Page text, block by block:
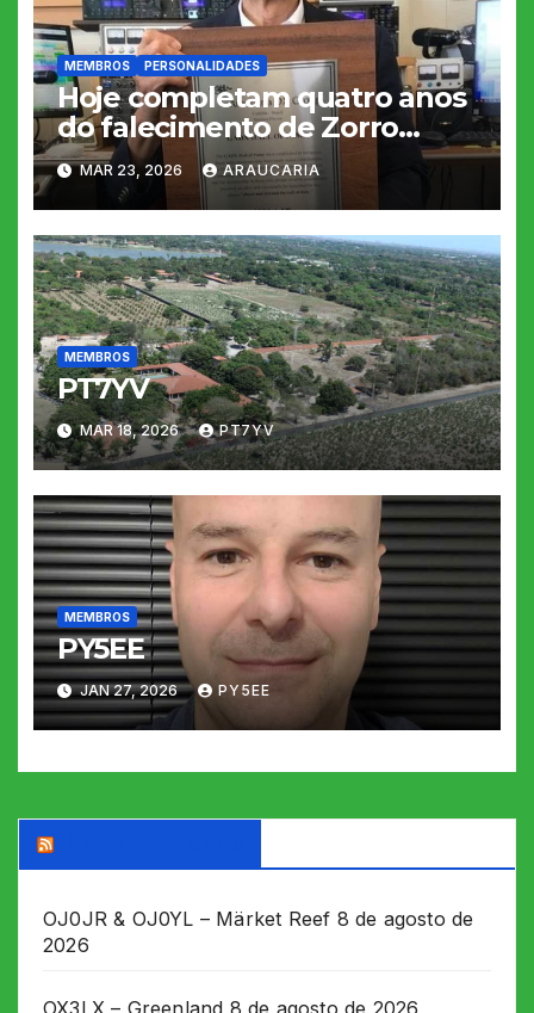
MEMBROS PERSONALIDADES
Hoje completam quatro anos
do falecimento de Zorro
JH1AJT
MAR 23, 2026 ARAUCARIA
MEMBROS
PT7YV
MAR 18, 2026 PT7YV
MEMBROS
PY5EE
JAN 27, 2026 PY5EE
OJ0JR & OJ0YL – Märket Reef 8 de agosto de
2026
OX3LX – Greenland 8 de agosto de 2026